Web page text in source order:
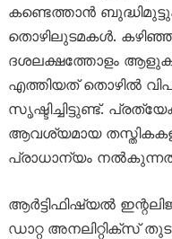
കണ്ടെത്താൻ
തൊഴിലുടമകൾ.
ദശലക്ഷത്തോളം
എത്തിയത് തൊഴിൽ
സൃഷ്ടിച്ചിട്ടുണ്ട്.
ആവശ്യമായ
പ്രാധാന്യം
ആർട്ടിഫിഷ്യൽ
ഡാറ്റ അനലിറ്റിക്‌സ്